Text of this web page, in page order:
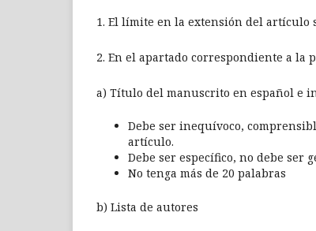
1. El límite en la extensión del artículo
2. En el apartado correspondiente a
a) Título del manuscrito en español e
Debe ser inequívoco,
artículo.
Debe ser específico, no debe ser
No tenga más de 20 palabras
b) Lista de autores